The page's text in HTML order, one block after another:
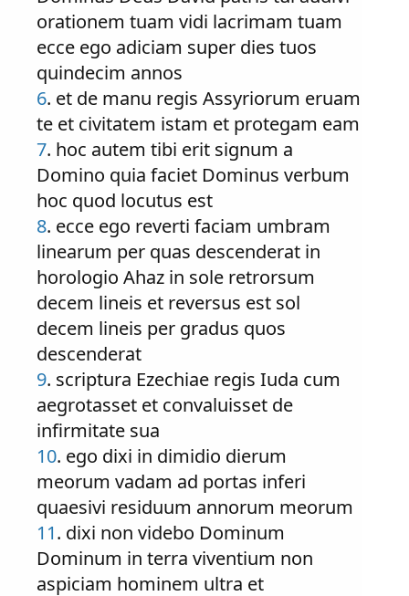
orationem tuam vidi lacrimam tuam
ecce ego adiciam super dies tuos
quindecim annos
6. et de manu regis Assyriorum eruam
te et civitatem istam et protegam eam
7. hoc autem tibi erit signum a
Domino quia faciet Dominus verbum
hoc quod locutus est
8. ecce ego reverti faciam umbram
linearum per quas descenderat in
horologio Ahaz in sole retrorsum
decem lineis et reversus est sol
decem lineis per gradus quos
descenderat
9. scriptura Ezechiae regis Iuda cum
aegrotasset et convaluisset de
infirmitate sua
10. ego dixi in dimidio dierum
meorum vadam ad portas inferi
quaesivi residuum annorum meorum
11. dixi non videbo Dominum
Dominum in terra viventium non
aspiciam hominem ultra et